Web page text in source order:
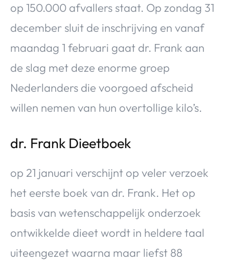
op 150.000 afvallers staat. Op zondag 31
december sluit de inschrijving en vanaf
maandag 1 februari gaat dr. Frank aan
de slag met deze enorme groep
Nederlanders die voorgoed afscheid
willen nemen van hun overtollige kilo’s.
dr. Frank Dieetboek
op 21 januari verschijnt op veler verzoek
het eerste boek van dr. Frank. Het op
basis van wetenschappelijk onderzoek
ontwikkelde dieet wordt in heldere taal
uiteengezet waarna maar liefst 88